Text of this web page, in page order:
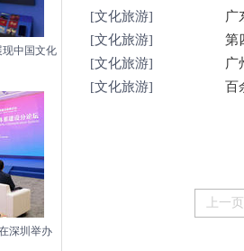
现中国文化
深圳举办
[文化旅游]
广
[文化旅游]
第
[文化旅游]
广
[文化旅游]
百
上一页